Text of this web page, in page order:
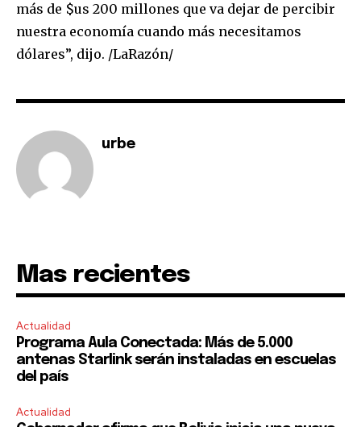
Join our community of
SUBSCRIBERS and be part of the
conversation.
or click the subscribe button below. Don't worry, we respect
safe with us.
más de $us 200 millones que va dejar de percibir
nuestra economía cuando más necesitamos
dólares”, dijo. /LaRazón/
urbe
Mas recientes
Actualidad
Programa Aula Conectada: Más de 5.000
antenas Starlink serán instaladas en escuelas
del país
Actualidad